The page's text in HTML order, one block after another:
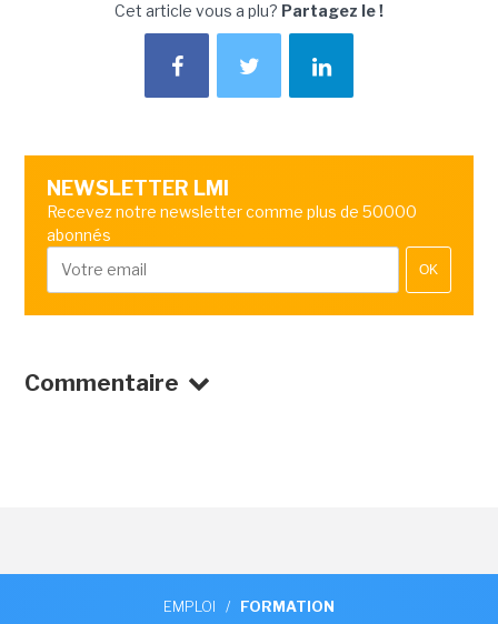
Cet article vous a plu? Partagez le !
NEWSLETTER LMI
Recevez notre newsletter comme plus de 50000
abonnés
OK
Commentaire
EMPLOI / FORMATION